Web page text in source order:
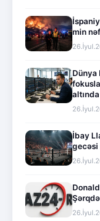
min
Dünya
İbay
gecəsi